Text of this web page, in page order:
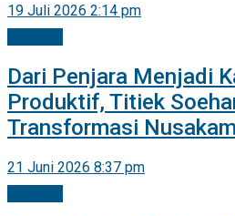
19 Juli 2026 2:14 pm
Dari Penjara Menjadi
Produktif, Titiek
Transformasi
21 Juni 2026 8:37 pm